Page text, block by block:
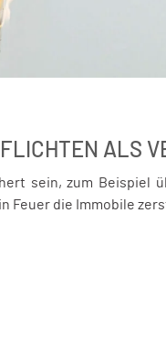
ALS
sein, zum Beispiel
Feuer die Immobile